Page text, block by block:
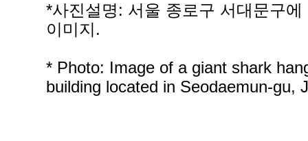
*사진설명: 서울 종로구 서대문구
이미지.
* Photo: Image of a giant shark
building located in Seodaemun-gu,